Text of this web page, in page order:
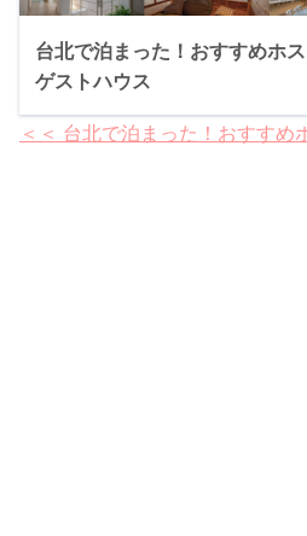
台北で泊まった！おすすめホス
ゲストハウス
＜＜ 台北で泊まった！おすすめ